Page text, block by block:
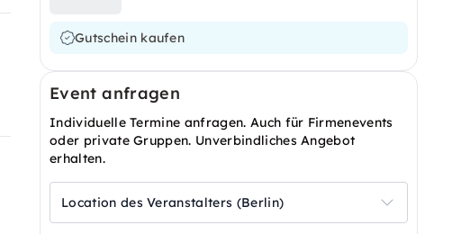
Gutschein kaufen
Event anfragen
Individuelle Termine anfragen. Auch für Firmenevents
oder private Gruppen. Unverbindliches Angebot
erhalten.
Location des Veranstalters (Berlin)